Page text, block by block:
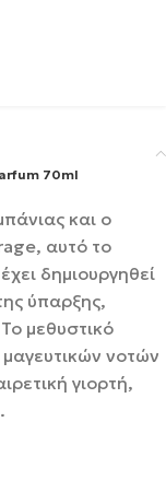
70ml
και ο
αυτό το
δημιουργηθεί
ύπαρξης,
μεθυστικό
νοτών
γιορτή,